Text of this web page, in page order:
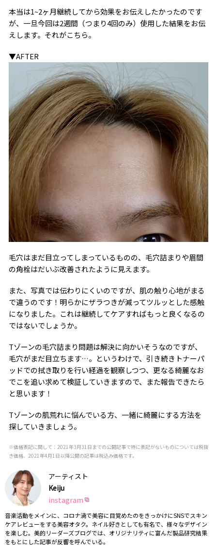
本当は1~2ヶ月継続してから効果をお伝えしたかったのです
が、一旦今回は2週間（つまり4回のみ）使用した結果をお伝
えします。それがこちら。
▼AFTER
毛穴はまだ目立ってしまっているものの、毛穴詰まりや眉間
の角栓はだいぶ改善されたように見えます。
また、写真では伝わりにくいのですが、肌の触り心地がまる
で違うのです！明らかにザラつきが減ってツルッとした感触
になりました。これは継続してケアすればもっと良くなるの
ではないでしょうか。
Tゾーンの毛穴詰まり問題は解決に向かいそうなのですが、
毛穴がまだ目立ちます…。というわけで、引き続きトナーパ
ッドでの拭き取りを行い経過を観察しつつ、更なる綺麗なお
でこを追い求めて検証していきますので、また報告できたら
と思います！
Tゾーンの肌荒れに悩んでいる方、一緒に綺麗にする方法を
探していきましょう。
※価格表記に関して：2021年3月31日までの公開記事で特に表記がないものについては税抜
き価格、2021年4月1日以降公開の記事は税込み価格です。
アーティスト
Keiju
instagram
音楽活動をメインに、コロナ渦で美容に目覚めたのをきっかけにSNSでスキン
ケアレビューをする美容オタク。ネイル好きとしても有名で、様々なデザイン
を楽しむ。美的リーダーズブログでは、オリジナリティに富んだ製品研究結果
をもとにした記事が反響を呼んでいる。